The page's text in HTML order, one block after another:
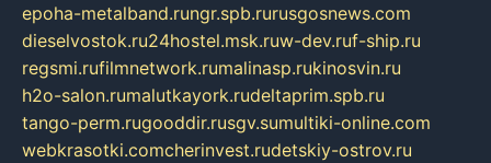
epoha-metalband.rungr.spb.rurusgosnews.com
dieselvostok.ru24hostel.msk.ruw-dev.ruf-ship.ru
regsmi.rufilmnetwork.rumalinasp.rukinosvin.ru
h2o-salon.rumalutkayork.rudeltaprim.spb.ru
tango-perm.rugooddir.rusgv.sumultiki-online.com
webkrasotki.comcherinvest.rudetskiy-ostrov.ru